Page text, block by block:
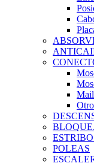
POLEAS